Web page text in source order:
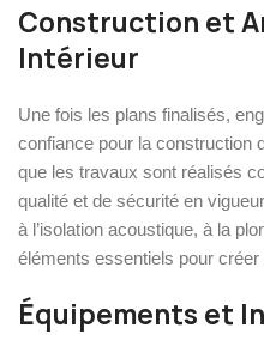
Construction et
Intérieur
Une fois les plans finalisés,
confiance pour la construction
que les travaux sont réalisés
qualité et de sécurité en
à l’isolation acoustique, à la
éléments essentiels pour
Équipements et